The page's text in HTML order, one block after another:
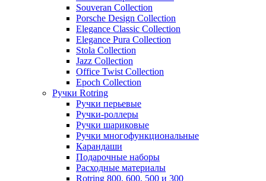
Souveran Collection
Porsche Design Collection
Elegance Classic Collection
Elegance Pura Collection
Stola Collection
Jazz Collection
Office Twist Collection
Epoch Collection
Ручки Rotring
Ручки перьевые
Ручки-роллеры
Ручки шариковые
Ручки многофункциональные
Карандаши
Подарочные наборы
Расходные материалы
Rotring 800, 600, 500 и 300